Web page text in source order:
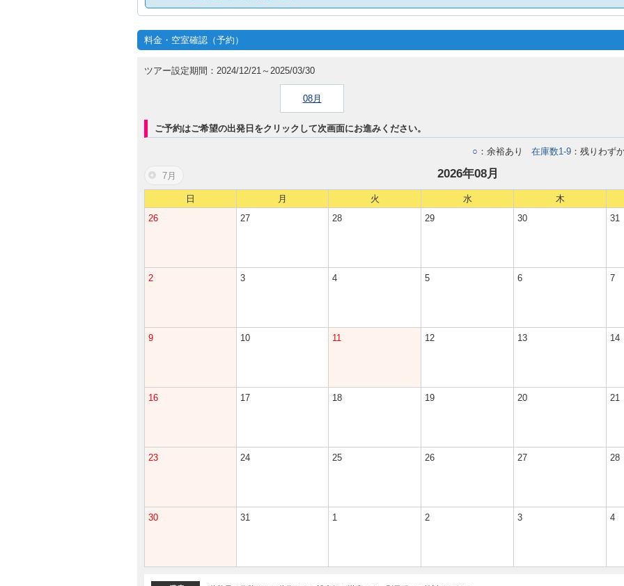
料金・空室確認（予約）
ツアー設定期間：2024/12/21～2025/03/30
08月
ご予約はご希望の出発日をクリックして次画面にお進みください。
○ ：余裕あり 在庫数1-9 ：残りわ
2026年08月
7月
日 月 火 水
木
26
27 28 29 30 31
2 3 4 5 6 7
9 10 11 12 13 14
16 17 18 19 20 21
23 24 25 26 27 28
30 31 1 2 3 4